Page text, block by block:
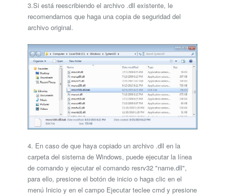
3.Si está reescribiendo el archivo .dll existente, le
recomendamos que haga una copia de seguridad del
archivo original.
4. En caso de que haya copiado un archivo .dll en la
carpeta del sistema de Windows, puede ejecutar la línea
de comando y ejecutar el comando resrv32 "name.dll",
para ello, presione el botón de inicio o haga clic en el
menú Inicio y en el campo Ejecutar teclee cmd y presione